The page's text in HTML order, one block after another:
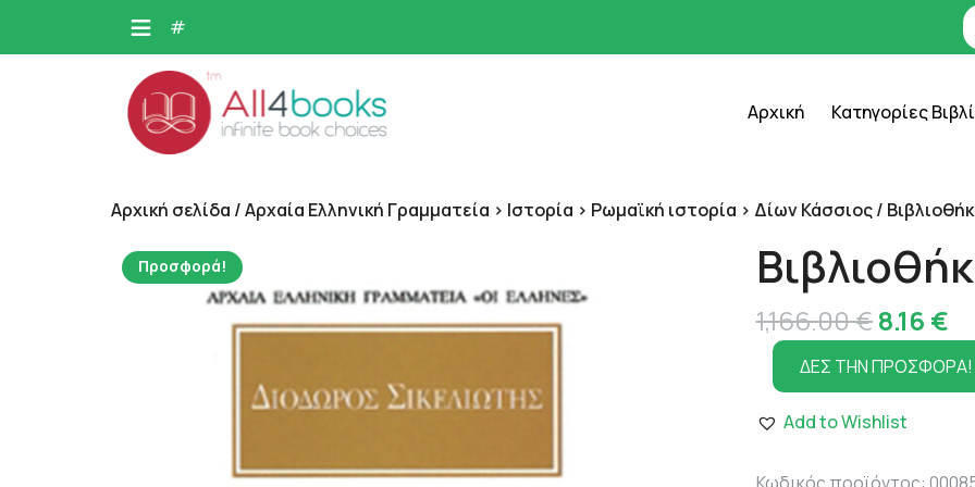
#
Αρχική Κατηγορίες
Αρχική σελίδα /Αρχαία Ελληνική Γραμματεία > Ιστορία > Ρωμαϊκή ιστορία > Δίων Κάσσιος/
Προσφορά!
1,166.00€Original
price
was:
1,166.00
8.16 €Η
ΔΕΣ ΤΗΝ ΠΡΟΣΦΟΡΑ!
Add to Wishlist